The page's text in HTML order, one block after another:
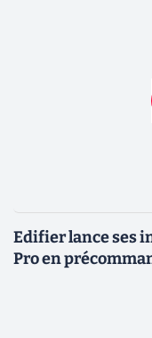
Edifier lance ses
Pro en